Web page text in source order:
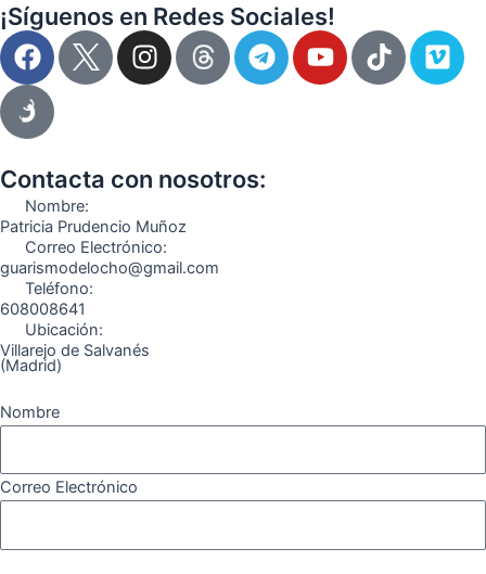
¡Síguenos en Redes Sociales!
F
a
c
e
o
o
k
I
n
g
a
m
T
e
r
Y
o
T
i
V
i
Contacta con nosotros:
Nombre:
Patricia Prudencio Muñoz
Correo Electrónico:
guarismodelocho@gmail.com
Teléfono:
608008641
Ubicación:
Villarejo de Salvanés
(Madrid)
Nombre
Correo Electrónico